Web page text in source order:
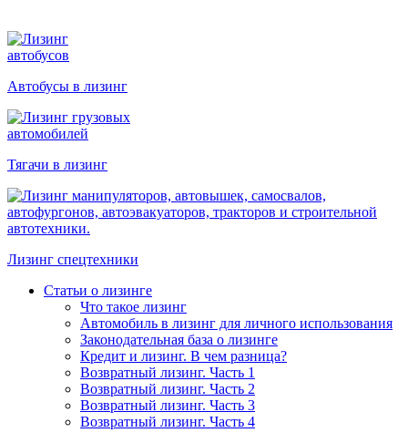
Автобусы в лизинг
Тягачи в лизинг
Лизинг спецтехники
Статьи о лизинге
Что такое лизинг
Автомобиль в лизинг для личного использования
Законодательная база о лизинге
Кредит и лизинг. В чем разница?
Возвратный лизинг. Часть 1
Возвратный лизинг. Часть 2
Возвратный лизинг. Часть 3
Возвратный лизинг. Часть 4